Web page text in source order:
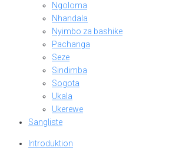
Ngoloma
Nhandala
Nyimbo za bashike
Pachanga
Seze
Sindimba
Sogota
Ukala
Ukerewe
Sangliste
Introduktion